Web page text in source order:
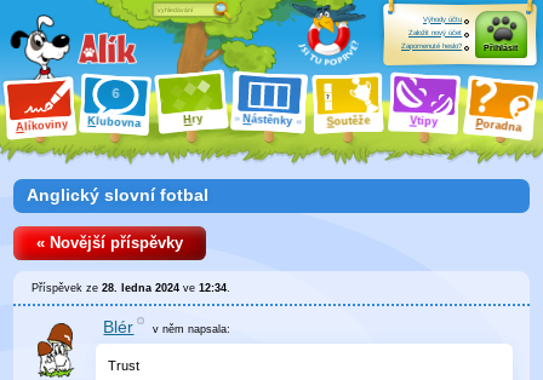
Alíkoviny Klubovna Hry Nástěnky Soutěže Vtipy Poradna
Výhody účtu
Založit nový účet
Zapomenuté heslo?
Přihlásit
Anglický slovní fotbal
« Novější příspěvky
Příspěvek ze28. ledna 2024 ve12:34.
Blér v němnapsala:
Trust